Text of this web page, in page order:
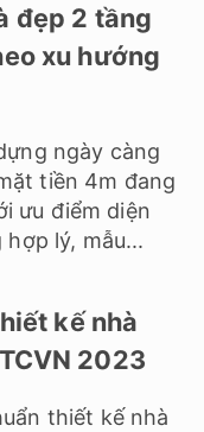
đẹp 2 tầng
xu hướng
ngày càng
tiền 4m đang
ưu điểm diện
lý, mẫu...
kế nhà
2023
thiết kế nhà